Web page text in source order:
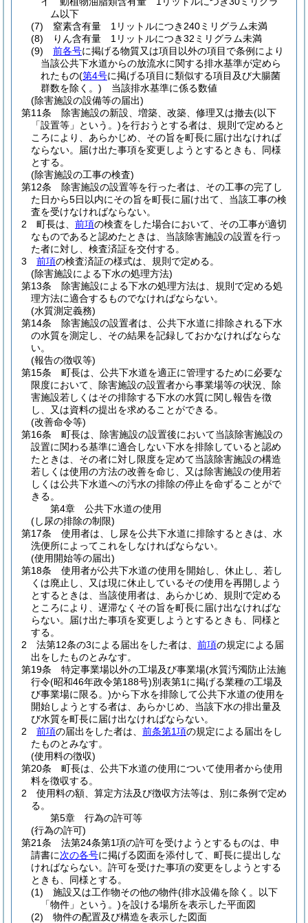
ム以下
(7)
窒素含有量 1リットルにつき240ミリグラム未満
(8)
りん含有量 1リットルにつき32ミリグラム未満
(9)
前各号に掲げる物質又は項目以外の項目で条例により
当該公共下水道からの放流水に関する排水基準が定めら
れたもの(第4号に掲げる項目に類似する項目及び大腸菌
群数を除く。) 当該排水基準に係る数値
(除害施設の設備等の届出)
第11条
除害施設の新設、増築、改築、修理又は撤去(以下
「設置等」という。)を行おうとする者は、規則で定めると
ころにより、あらかじめ、その旨を町長に届け出なければ
ならない。
届け出た事項を変更しようとするときも、同様
とする。
(除害施設の工事の検査)
第12条
除害施設の設置等を行った者は、その工事の完了し
た日から5日以内にその旨を町長に届け出て、当該工事の検
査を受けなければならない。
2
町長は、 前項の検査をした場合において、その工事が適切
なものであると認めたときは、当該除害施設の設置を行っ
た者に対し、検査済証を交付する。
3
前項の検査済証の様式は、規則で定める。
(除害施設による下水の処理方法)
第13条
除害施設による下水の処理方法は、規則で定める処
理方法に適合するものでなければならない。
(水質測定義務)
第14条
除害施設の設置者は、公共下水道に排除される下水
の水質を測定し、その結果を記録しておかなければならな
い。
(報告の徴収等)
第15条
町長は、公共下水道を適正に管理するために必要な
限度において、除害施設の設置者から事業場等の状況、除
害施設若しくはその排除する下水の水質に関し報告を徴
し、又は資料の提出を求めることができる。
(改善命令等)
第16条
町長は、除害施設の設置後において当該除害施設の
設置に関わる基準に適合しない下水を排除していると認め
たときは、その者に対し限度を定めて当該除害施設の構造
若しくは使用の方法の改善を命じ、又は除害施設の使用若
しくは公共下水道への汚水の排除の停止を命ずることがで
きる。
第4章
公共下水道の使用
(し尿の排除の制限)
第17条
使用者は、し尿を公共下水道に排除するときは、水
洗便所によってこれをしなければならない。
(使用開始等の届出)
第18条
使用者が公共下水道の使用を開始し、休止し、若し
くは廃止し、又は現に休止しているその使用を再開しよう
とするときは、当該使用者は、あらかじめ、規則で定める
ところにより、遅滞なくその旨を町長に届け出なければな
らない。
届け出た事項を変更しようとするときも、同様と
する。
2
法第12条の3による届出をした者は、 前項の規定による届
出をしたものとみなす。
第19条
特定事業場以外の工場及び事業場(水質汚濁防止法施
行令(昭和46年政令第188号)別表第1に掲げる業種の工場及
び事業場に限る。)から下水を排除して公共下水道の使用を
開始しようとする者は、あらかじめ、当該下水の排出量及
び水質を町長に届け出なければならない。
2
前項の届出をした者は、 前条第1項の規定による届出をし
たものとみなす。
(使用料の徴収)
第20条
町長は、公共下水道の使用について使用者から使用
料を徴収する。
2
使用料の額、算定方法及び徴収方法等は、別に条例で定め
る。
第5章
行為の許可等
(行為の許可)
第21条
法第24条第1項の許可を受けようとするものは、申
請書に次の各号に掲げる図面を添付して、町長に提出しな
ければならない。 許可を受けた事項の変更をしようとする
ときも、同様とする。
(1)
施設又は工作物その他の物件(排水設備を除く。以下
「物件」という。)を設ける場所を表示した平面図
(2)
物件の配置及び構造を表示した図面